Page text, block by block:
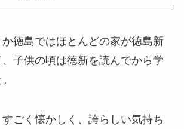
徳島ではほとんどの家が徳島新
子供の頃は徳新を読んでから学
ごく懐かしく、誇らしい気持ち